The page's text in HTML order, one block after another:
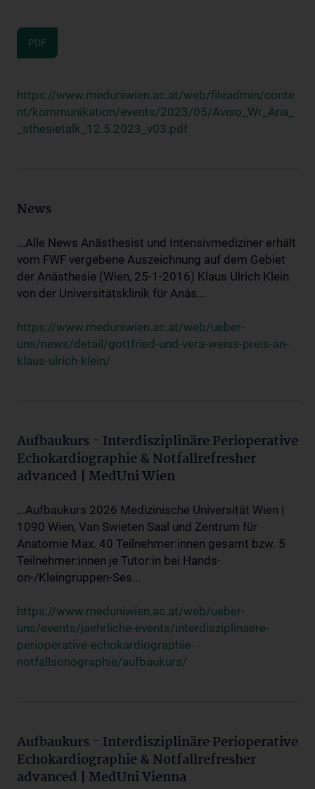
PDF
https://www.meduniwien.ac.at/web/fileadmin/conte
nt/kommunikation/events/2023/05/Aviso_Wr_Ana_
_sthesietalk_12.5.2023_v03.pdf
News
...Alle News Anästhesist und Intensivmediziner erhält
vom FWF vergebene Auszeichnung auf dem Gebiet
der Anästhesie (Wien, 25-1-2016) Klaus Ulrich Klein
von der Universitätsklinik für Anäs...
https://www.meduniwien.ac.at/web/ueber-
uns/news/detail/gottfried-und-vera-weiss-preis-an-
klaus-ulrich-klein/
Aufbaukurs - Interdisziplinäre Perioperative
Echokardiographie & Notfallrefresher
advanced | MedUni Wien
...Aufbaukurs 2026 Medizinische Universität Wien |
1090 Wien, Van Swieten Saal und Zentrum für
Anatomie Max. 40 Teilnehmer:innen gesamt bzw. 5
Teilnehmer:innen je Tutor:in bei Hands-
on-/Kleingruppen-Ses...
https://www.meduniwien.ac.at/web/ueber-
uns/events/jaehrliche-events/interdisziplinaere-
perioperative-echokardiographie-
notfallsonographie/aufbaukurs/
Aufbaukurs - Interdisziplinäre Perioperative
Echokardiographie & Notfallrefresher
advanced | MedUni Vienna